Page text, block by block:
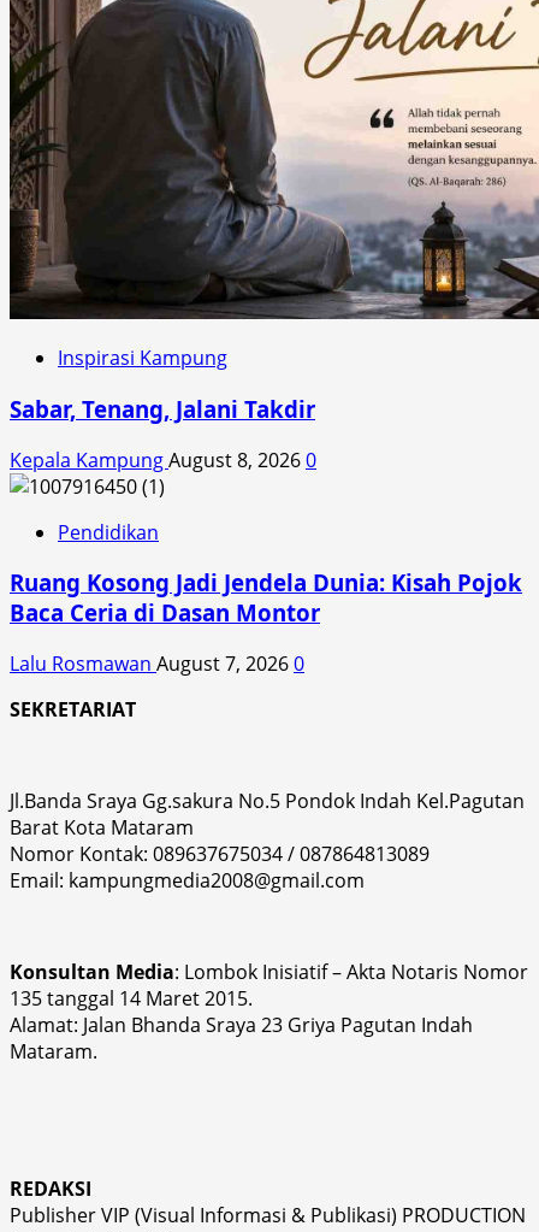
Inspirasi Kampung
Sabar, Tenang, Jalani Takdir
Kepala KampungAugust 8, 20260
Pendidikan
Ruang Kosong Jadi Jendela Dunia: Kisah Pojok
Baca Ceria di Dasan Montor
Lalu Rosmawan August 7, 20260
SEKRETARIAT
Jl.Banda Sraya Gg.sakura No.5 Pondok Indah Kel.Pagutan
Barat Kota Mataram
Nomor Kontak: 089637675034 / 087864813089
Email: kampungmedia2008@gmail.com
Konsultan Media: Lombok Inisiatif – Akta Notaris Nomor
135 tanggal 14 Maret 2015.
Alamat: Jalan Bhanda Sraya 23 Griya Pagutan Indah
Mataram.
REDAKSI
Publisher VIP (Visual Informasi & Publikasi) PRODUCTION